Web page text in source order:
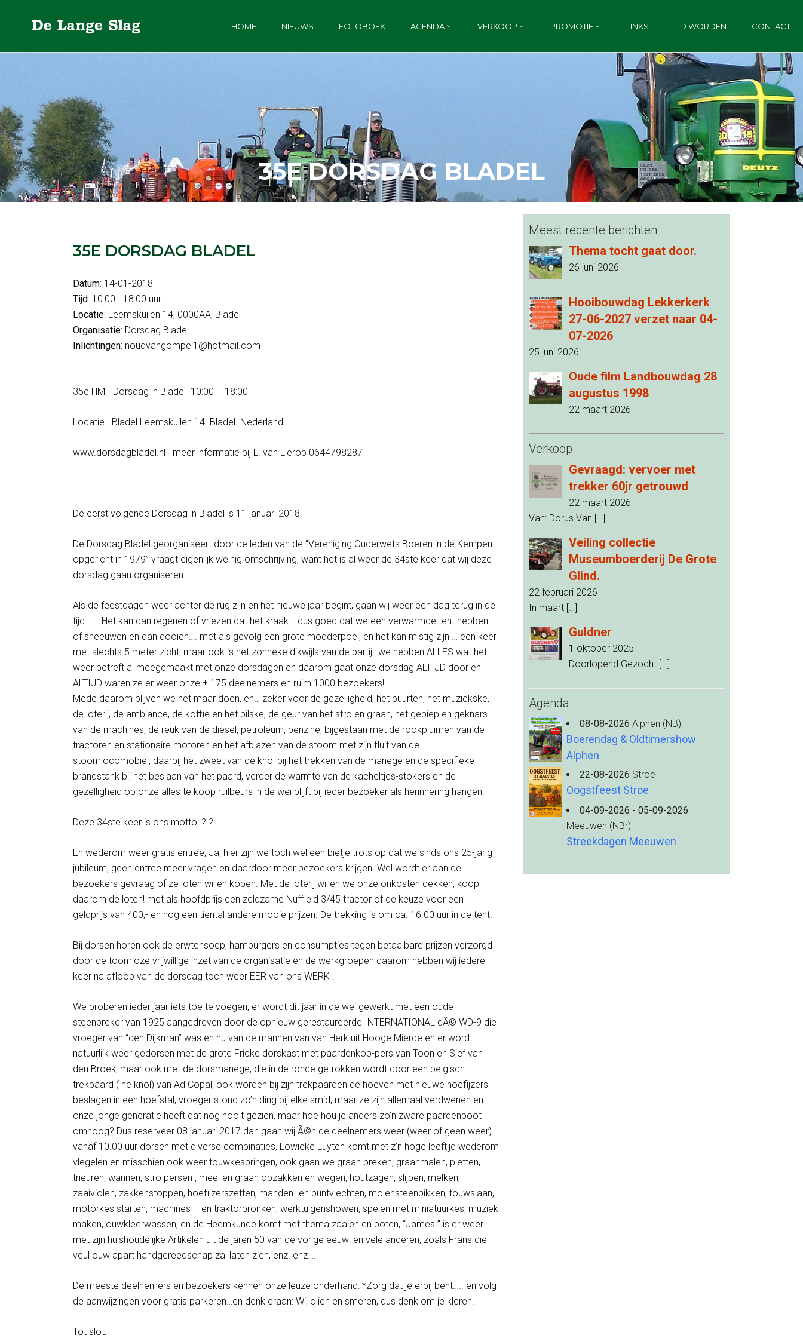
HOME NIEUWS FOTOBOEK AGENDA VERKOOP PROMOTIE LINKS LID WORDEN CONTACT
35E DORSDAG BLADEL
35E DORSDAG BLADEL
Datum: 14-01-2018
Tijd: 10:00 - 18:00 uur
Locatie: Leemskuilen 14, 0000AA, Bladel
Organisatie: Dorsdag Bladel
Inlichtingen: noudvangompel1@hotmail.com
35e HMT Dorsdag in Bladel 10:00 – 18:00
Locatie Bladel Leemskuilen 14 Bladel Nederland
www.dorsdagbladel.nl meer informatie bij L. van Lierop 0644798287
De eerst volgende Dorsdag in Bladel is 11 januari 2018.
De Dorsdag Bladel georganiseert door de leden van de “Vereniging Ouderwets Boeren in de Kempen
opgericht in 1979” vraagt eigenlijk weinig omschrijving, want het is al weer de 34ste keer dat wij deze
dorsdag gaan organiseren.
Als de feestdagen weer achter de rug zijn en het nieuwe jaar begint, gaan wij weer een dag terug in de
tijd …… Het kan dan regenen of vriezen dat het kraakt…dus goed dat we een verwarmde tent hebben
of sneeuwen en dan dooien…. met als gevolg een grote modderpoel, en het kan mistig zijn … een keer
met slechts 5 meter zicht, maar ook is het zonneke dikwijls van de partij…we hebben ALLES wat het
weer betreft al meegemaakt met onze dorsdagen en daarom gaat onze dorsdag ALTIJD door en
ALTIJD waren ze er weer onze ± 175 deelnemers en ruim 1000 bezoekers!
Mede daarom blijven we het maar doen, en… zeker voor de gezelligheid, het buurten, het muziekske,
de loterij, de ambiance, de koffie en het pilske, de geur van het stro en graan, het gepiep en geknars
van de machines, de reuk van de diesel, petroleum, benzine, bijgestaan met de rookpluimen van de
tractoren en stationaire motoren en het afblazen van de stoom met zijn fluit van de
stoomlocomobiel, daarbij het zweet van de knol bij het trekken van de manege en de specifieke
brandstank bij het beslaan van het paard, verder de warmte van de kacheltjes-stokers en de
gezelligheid op onze alles te koop ruilbeurs in de wei blijft bij ieder bezoeker als herinnering hangen!
Deze 34ste keer is ons motto: ? ?
En wederom weer gratis entree, Ja, hier zijn we toch wel een bietje trots op dat we sinds ons 25-jarig
jubileum, geen entree meer vragen en daardoor meer bezoekers krijgen. Wel wordt er aan de
bezoekers gevraag of ze loten willen kopen. Met de loterij willen we onze onkosten dekken, koop
daarom de loten! met als hoofdprijs een zeldzame Nuffield 3/45 tractor of de keuze voor een
geldprijs van 400,- en nog een tiental andere mooie prijzen. De trekking is om ca. 16.00 uur in de tent.
Bij dorsen horen ook de erwtensoep, hamburgers en consumpties tegen betaalbare prijzen verzorgd
door de toomloze vrijwillige inzet van de organisatie en de werkgroepen daarom hebben wij iedere
keer na afloop van de dorsdag toch weer EER van ons WERK !
We proberen ieder jaar iets toe te voegen, er wordt dit jaar in de wei gewerkt met een oude
steenbreker van 1925 aangedreven door de opnieuw gerestaureerde INTERNATIONAL dÃ© WD-9 die
vroeger van “den Dijkman” was en nu van de mannen van van Herk uit Hooge Mierde en er wordt
natuurlijk weer gedorsen met de grote Fricke dorskast met paardenkop-pers van Toon en Sjef van
den Broek, maar ook met de dorsmanege, die in de ronde getrokken wordt door een belgisch
trekpaard ( ne knol) van Ad Copal, ook worden bij zijn trekpaarden de hoeven met nieuwe hoefijzers
beslagen in een hoefstal, vroeger stond zo’n ding bij elke smid, maar ze zijn allemaal verdwenen en
onze jonge generatie heeft dat nog nooit gezien, maar hoe hou je anders zo’n zware paardenpoot
omhoog? Dus reserveer 08 januari 2017 dan gaan wij Ã©n de deelnemers weer (weer of geen weer)
vanaf 10.00 uur dorsen met diverse combinaties, Lowieke Luyten komt met z’n hoge leeftijd wederom
vlegelen en misschien ook weer touwkespringen, ook gaan we graan breken, graanmalen, pletten,
trieuren, wannen, stro persen , meel en graan opzakken en wegen, houtzagen, slijpen, melken,
zaaiviolen, zakkenstoppen, hoefijzerszetten, manden- en buntvlechten, molensteenbikken, touwslaan,
motorkes starten, machines – en traktorpronken, werktuigenshowen, spelen met miniatuurkes, muziek
maken, ouwkleerwassen, en de Heemkunde komt met thema zaaien en poten, “James ” is er weer
met zijn huishoudelijke Artikelen uit de jaren 50 van de vorige eeuw! en vele anderen, zoals Frans die
veul ouw apart handgereedschap zal laten zien, enz. enz….
De meeste deelnemers en bezoekers kennen onze leuze onderhand: *Zorg dat je erbij bent….. en volg
de aanwijzingen voor gratis parkeren…en denk eraan: Wij olien en smeren, dus denk om je kleren!
Tot slot:
Meest recente berichten
Thema tocht gaat door.
26 juni 2026
Hooibouwdag Lekkerkerk
27-06-2027 verzet naar 04-
07-2026
25 juni 2026
Oude film Landbouwdag 28
augustus 1998
22 maart 2026
Verkoop
Gevraagd: vervoer met
trekker 60jr getrouwd
22 maart 2026
Van: Dorus Van […]
Veiling collectie
Museumboerderij De Grote
Glind.
22 februari 2026
In maart […]
Guldner
1 oktober 2025
Doorlopend Gezocht […]
Agenda
08-08-2026 Alphen (NB)
Boerendag & Oldtimershow
Alphen
22-08-2026 Stroe
Oogstfeest Stroe
04-09-2026 - 05-09-2026
Meeuwen (NBr)
Streekdagen Meeuwen